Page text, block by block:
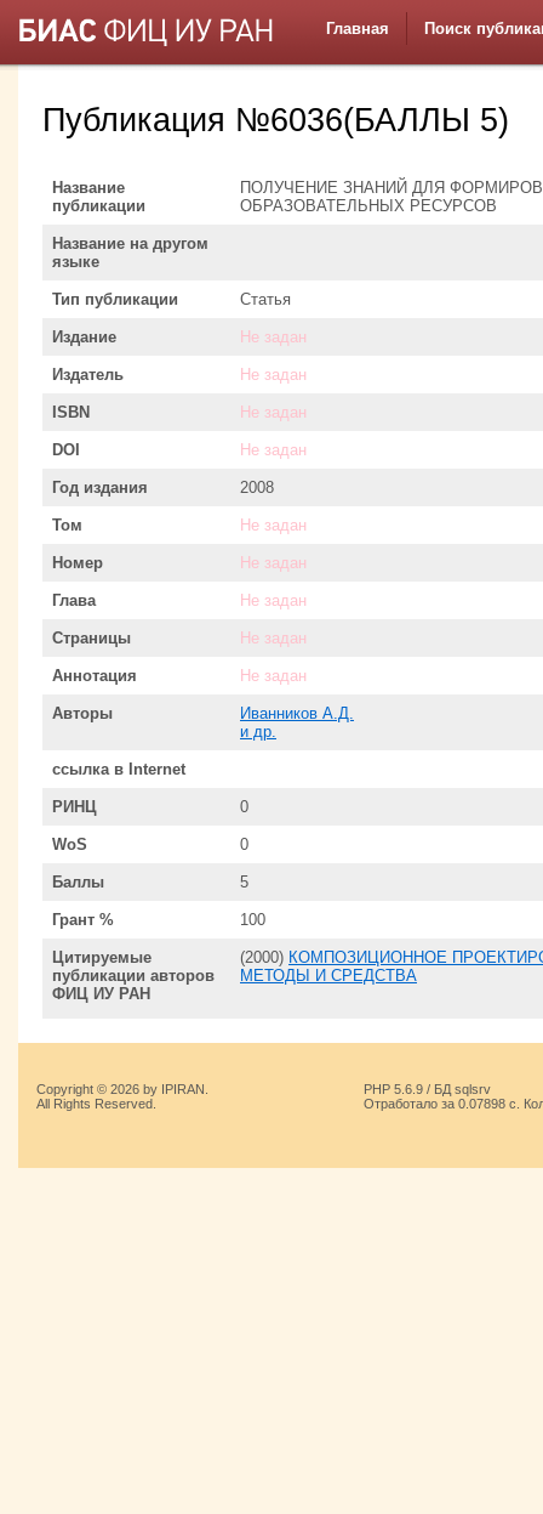
Главная Поиск
Публикация №6036(БАЛЛЫ 5)
Название
публикации
ПОЛУЧЕНИЕ ЗНАНИЙ ДЛЯ
ОБРАЗОВАТЕЛЬНЫХ РЕСУРСОВ
Название на другом
языке
Тип публикации Статья
Издание Не задан
Издатель Не задан
ISBN Не задан
DOI Не задан
Год издания 2008
Том Не задан
Номер Не задан
Глава Не задан
Страницы Не задан
Аннотация Не задан
Авторы
Иванников А.Д.
и др.
ссылка в Internet
РИНЦ 0
WoS 0
Баллы 5
Грант % 100
Цитируемые
публикации авторов
ФИЦ ИУ РАН
(2000) КОМПОЗИЦИОННОЕ
МЕТОДЫ И СРЕДСТВА
Copyright © 2026 by IPIRAN.
All Rights Reserved.
PHP 5.6.9 / БД sqlsrv
Отработало за 0.07898 с.